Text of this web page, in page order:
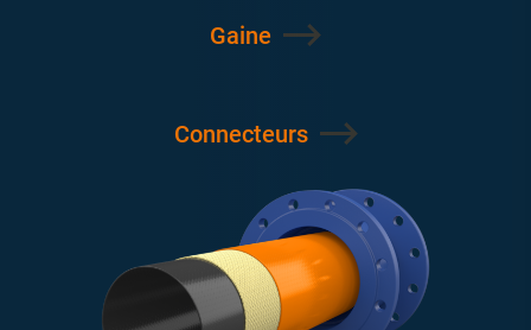
Gaine
Connecteurs